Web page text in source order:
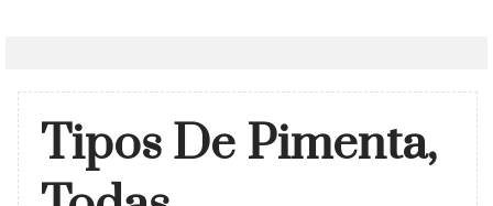
Tipos De Pimenta,